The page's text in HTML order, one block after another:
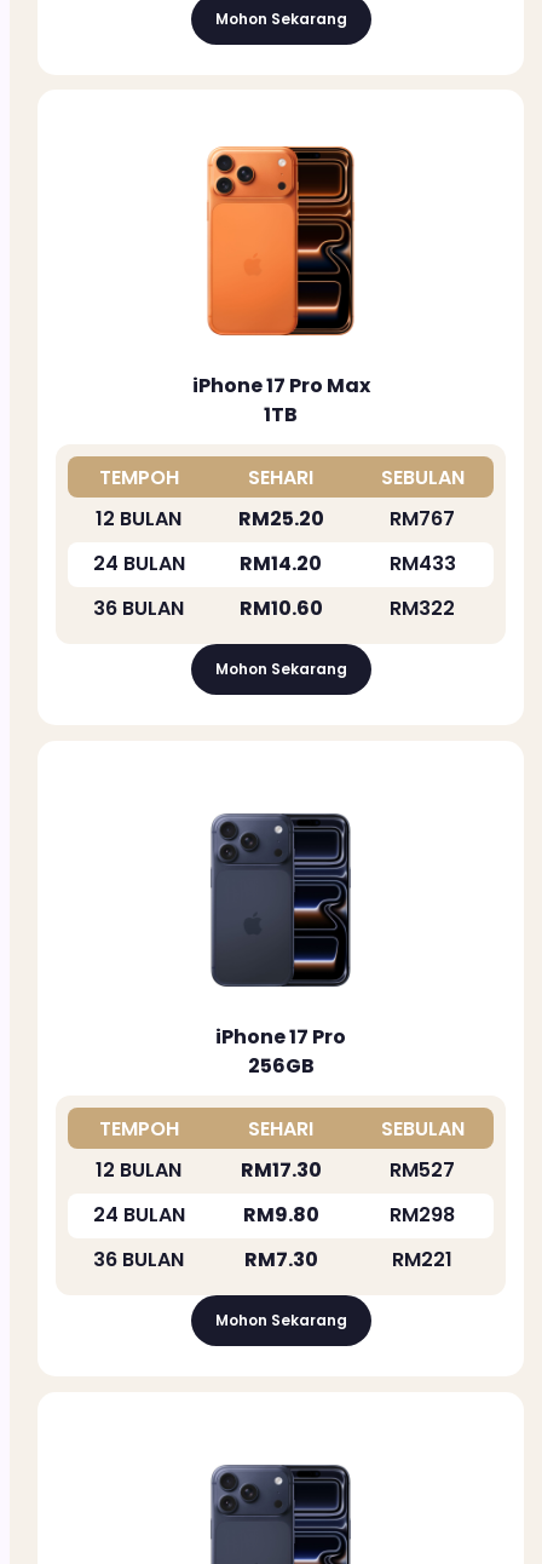
Mohon Sekarang
iPhone 17 Pro Max
1TB
TEMPOH SEHARI
SEBULAN
12 BULAN
RM25.20
RM767
24 BULAN
RM14.20
RM433
36 BULAN
RM10.60 RM322
Mohon Sekarang
iPhone 17 Pro
256GB
TEMPOH SEHARI
SEBULAN
12 BULAN
RM17.30
RM527
24 BULAN
RM9.80
RM298
36 BULAN
RM7.30 RM221
Mohon Sekarang